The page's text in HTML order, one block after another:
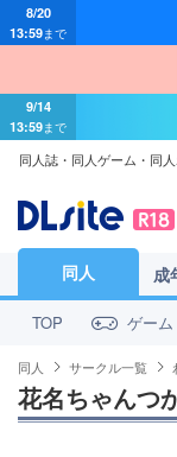
13:59まで
13:59まで
同人誌・同人ゲーム・同
同人 成
TOP ゲーム
同人 サークル一覧
花名ちゃんつ